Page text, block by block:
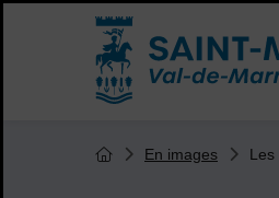
Accueil ville de Saint-
Vous êtes ici :
Page d'accueil du site
En images Les